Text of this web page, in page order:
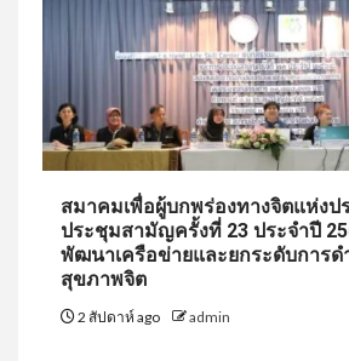
สมาคมเพื่อผู้บกพร่องทางจิตแห่งป
ประชุมสามัญครั้งที่ 23 ประจำปี
พัฒนาเครือข่ายและยกระดับการด
สุขภาพจิต
2 สัปดาห์ ago admin